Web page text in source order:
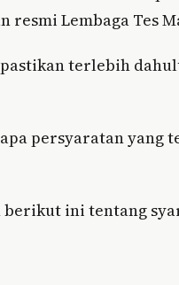
Lembaga Tes
terlebih
persyaratan
ini tentang